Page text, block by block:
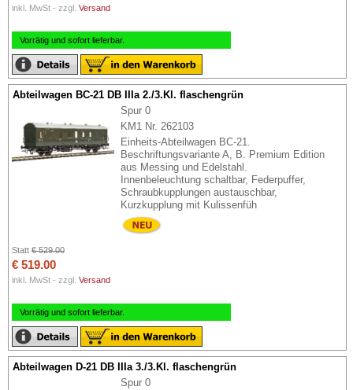
inkl. MwSt - zzgl. Versand
Vorrätig und sofort lieferbar.
Abteilwagen BC-21 DB IIIa 2./3.Kl. flaschengrün
Spur 0
KM1 Nr. 262103
Einheits-Abteilwagen BC-21.
Beschriftungsvariante A, B. Premium Edition
aus Messing und Edelstahl.
Innenbeleuchtung schaltbar, Federpuffer,
Schraubkupplungen austauschbar,
Kurzkupplung mit Kulissenfüh
Statt € 529.00
€ 519.00
inkl. MwSt - zzgl. Versand
Vorrätig und sofort lieferbar.
Abteilwagen D-21 DB IIIa 3./3.Kl. flaschengrün
Spur 0